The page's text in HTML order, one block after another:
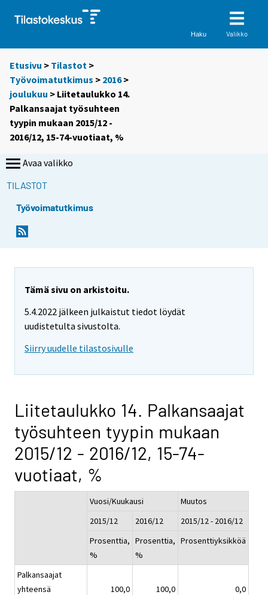
Haku Valikko
Etusivu > Tilastot >
Työvoimatutkimus > 2016>
joulukuu > Liitetaulukko 14.
Palkansaajat työsuhteen
tyypin mukaan 2015/12 -
2016/12, 15-74-vuotiaat, %
Avaa valikko
TILASTOT
Työvoimatutkimus
Tämä sivu on arkistoitu.
5.4.2022 jälkeen julkaistut tiedot löydät
uudistetulta sivustolta.
Siirry uudelle tilastosivulle
Liitetaulukko 14. Palkansaajat
työsuhteen tyypin mukaan
2015/12 - 2016/12, 15-74-
vuotiaat, %
Vuosi/Kuukausi
Muutos
2015/12
2016/12
2015/12 - 2016/12
Prosenttia,
%
Prosenttia,
%
Prosenttiyksikköä
Palkansaajat
yhteensä
100,0 100,0
0,0